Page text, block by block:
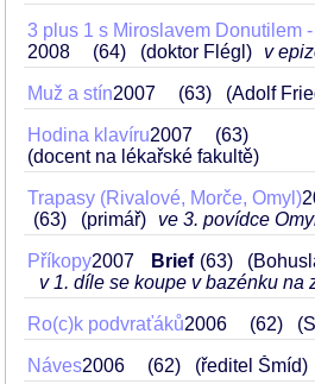
2008
64 (doktor Flégl) v
Muž a stín2007 63 (Adolf
Hodina klavíru2007
63
(docent na lékařské fakultě)
Trapasy (Rivalové, Morče, Omyl)
63
(primář) ve 3. povídce
Příkopy2007 Brief 63
v 1. díle se koupe v bazénku na
Ro(c)k podvraťáků2006 62
Náves2006 62 (ředitel Šmíd)